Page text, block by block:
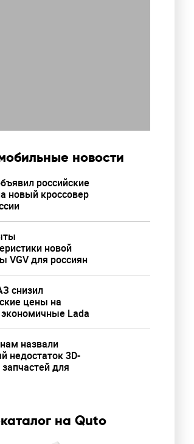
новости
российские
новый кроссовер
новой
VGV для россиян
снизил
цены на
Lada
назвали
недостаток 3D-
для
на Quto